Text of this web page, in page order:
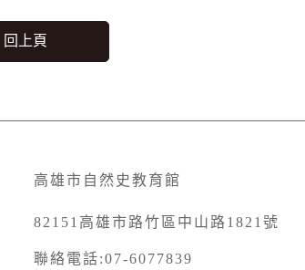
回上頁
高雄市自然史教育館
82151高雄市路竹區中山路1821號
聯絡電話:07-6077839